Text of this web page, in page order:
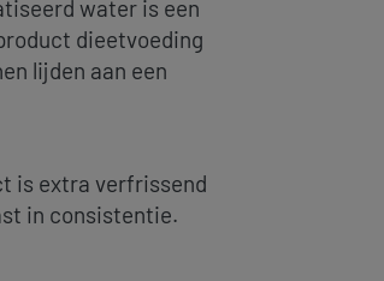
water is een
dieetvoeding
lijden aan een
is extra verfrissend
in consistentie.